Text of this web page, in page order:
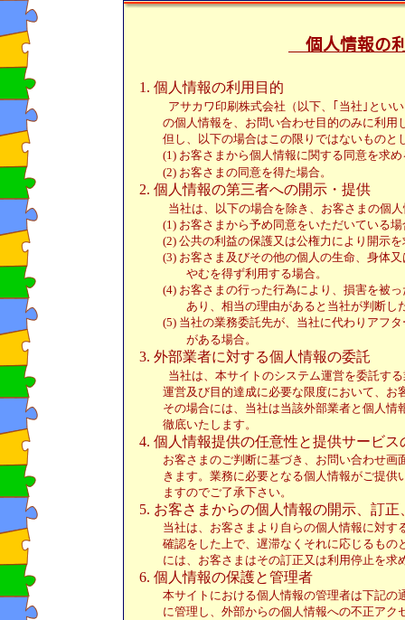
個人情報の
1. 個人情報の利用目的
アサカワ印刷株式会社（以下、｢当社｣とい
の個人情報を、お問い合わせ目的のみに利用
但し、以下の場合はこの限りではないものと
(1) お客さまから個人情報に関する同意を求
(2) お客さまの同意を得た場合。
2. 個人情報の第三者への開示・提供
当社は、以下の場合を除き、お客さまの個
(1) お客さまから予め同意をいただいている場
(2) 公共の利益の保護又は公権力により開示
(3) お客さま及びその他の個人の生命、身体
やむを得ず利用する場合。
(4) お客さまの行った行為により、損害を被
あり、相当の理由があると当社が判断し
(5) 当社の業務委託先が、当社に代わりアフ
がある場合。
3. 外部業者に対する個人情報の委託
当社は、本サイトのシステム運営を委託す
運営及び目的達成に必要な限度において、お
その場合には、当社は当該外部業者と個人情
徹底いたします。
4. 個人情報提供の任意性と提供サービス
お客さまのご判断に基づき、お問い合わせ画
きます。業務に必要となる個人情報がご提供
ますのでご了承下さい。
5. お客さまからの個人情報の開示、訂
当社は、お客さまより自らの個人情報に対す
確認をした上で、遅滞なくそれに応じるもの
には、お客さまはその訂正又は利用停止を求
6. 個人情報の保護と管理者
本サイトにおける個人情報の管理者は下記の
に管理し、外部からの個人情報への不正アク